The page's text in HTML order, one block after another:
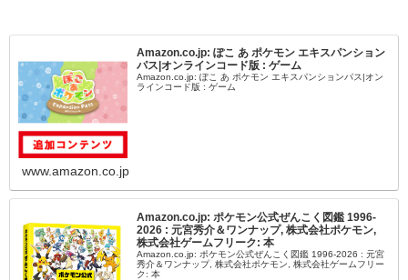
Amazon.co.jp: ぽこ あ ポケモン エキスパンション
パス|オンラインコード版 : ゲーム
Amazon.co.jp: ぽこ あ ポケモン エキスパンションパス|オン
ラインコード版 : ゲーム
www.amazon.co.jp
Amazon.co.jp: ポケモン公式ぜんこく図鑑 1996-
2026 : 元宮秀介＆ワンナップ, 株式会社ポケモン,
株式会社ゲームフリーク: 本
Amazon.co.jp: ポケモン公式ぜんこく図鑑 1996-2026 : 元宮
秀介＆ワンナップ, 株式会社ポケモン, 株式会社ゲームフリー
ク: 本